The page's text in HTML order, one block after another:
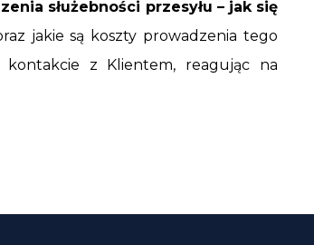
służebności przesyłu – jak się
jakie są koszty prowadzenia tego
z Klientem, reagując na